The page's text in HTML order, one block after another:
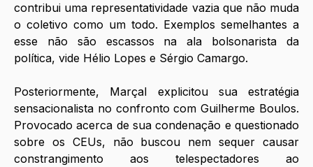
contribui uma representatividade vazia que não muda
o coletivo como um todo. Exemplos semelhantes a
esse não são escassos na ala bolsonarista da
política, vide Hélio Lopes e Sérgio Camargo.
Posteriormente, Marçal explicitou sua estratégia
sensacionalista no confronto com Guilherme Boulos.
Provocado acerca de sua condenação e questionado
sobre os CEUs, não buscou nem sequer causar
constrangimento aos telespectadores ao